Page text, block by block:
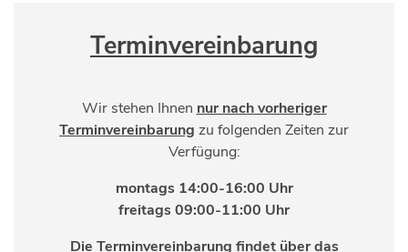
Terminvereinbarung
Wir stehen Ihnen nur nach vorheriger
Terminvereinbarung zu folgenden Zeiten zur
Verfügung:
montags 14:00-16:00 Uhr
freitags 09:00-11:00 Uhr
Die Terminvereinbarung findet über das